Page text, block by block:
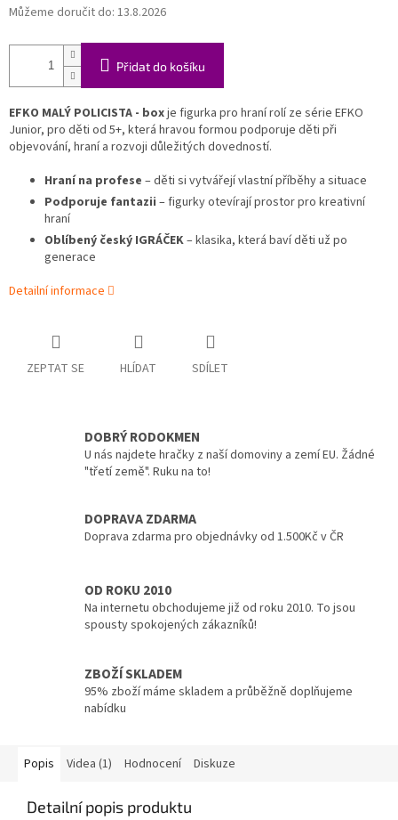
Můžeme doručit do: 13.8.2026
Přidat do košíku
EFKO MALÝ POLICISTA - boxje figurka pro hraní rolí ze série EFKO
Junior, pro děti od 5+, která hravou formou podporuje děti při
objevování, hraní a rozvoji důležitých dovedností.
Hraní na profese – děti si vytvářejí vlastní příběhy a situace
Podporuje fantazii – figurky otevírají prostor pro kreativní
hraní
Oblíbený český IGRÁČEK– klasika, která baví děti už po
generace
Detailní informace
ZEPTAT SE HLÍDAT SDÍLET
DOBRÝ RODOKMEN
U nás najdete hračky z naší domoviny a zemí EU. Žádné
"třetí země". Ruku na to!
DOPRAVA ZDARMA
Doprava zdarma pro objednávky od 1.500Kč v ČR
OD ROKU 2010
Na internetu obchodujeme již od roku 2010. To jsou
spousty spokojených zákazníků!
ZBOŽÍ SKLADEM
95% zboží máme skladem a průběžně doplňujeme
nabídku
Popis Videa (1) Hodnocení Diskuze
Detailní popis produktu